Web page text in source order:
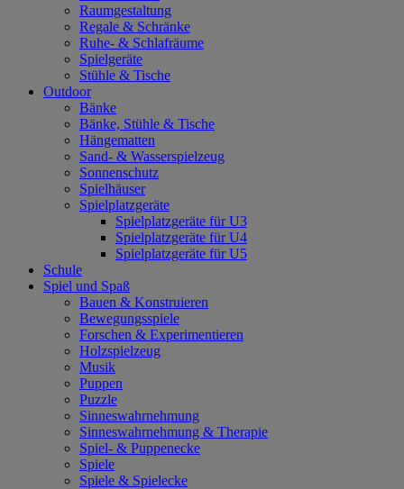
Raumgestaltung
Regale & Schränke
Ruhe- & Schlafräume
Spielgeräte
Stühle & Tische
Outdoor
Bänke
Bänke, Stühle & Tische
Hängematten
Sand- & Wasserspielzeug
Sonnenschutz
Spielhäuser
Spielplatzgeräte
Spielplatzgeräte für U3
Spielplatzgeräte für U4
Spielplatzgeräte für U5
Schule
Spiel und Spaß
Bauen & Konstruieren
Bewegungsspiele
Forschen & Experimentieren
Holzspielzeug
Musik
Puppen
Puzzle
Sinneswahrnehmung
Sinneswahrnehmung & Therapie
Spiel- & Puppenecke
Spiele
Spiele & Spielecke